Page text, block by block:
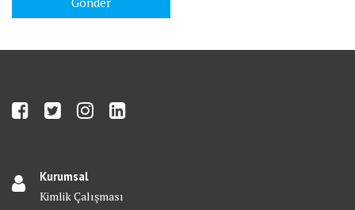
Kurumsal
Kimlik Çalışması